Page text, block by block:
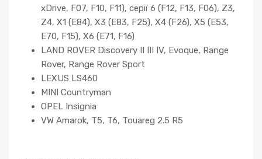
xDrive, F07, F10, F11), серії 6 (F12, F13, F06), Z3,
Z4, X1 (E84), X3 (E83, F25), X4 (F26), X5 (E53,
E70, F15), X6 (E71, F16)
LAND ROVER Discovery II III IV, Evoque, Range
Rover, Range Rover Sport
LEXUS LS460
MINI Countryman
OPEL Insignia
VW Amarok, T5, T6, Touareg 2.5 R5